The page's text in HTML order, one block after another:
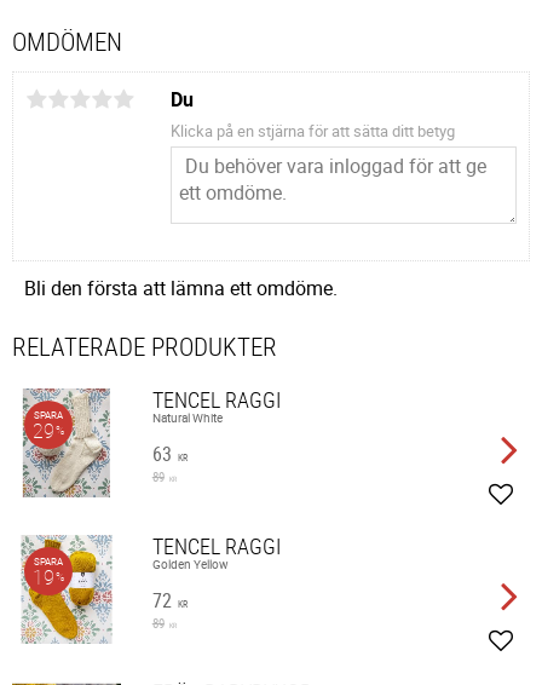
OMDÖMEN
Du
Klicka på en stjärna för att sätta ditt betyg
Bli den första att lämna ett omdöme.
RELATERADE PRODUKTER
TENCEL RAGGI
Natural White
63 KR
89 KR
SPARA
29%
TENCEL RAGGI
Golden Yellow
72 KR
89 KR
SPARA
19%